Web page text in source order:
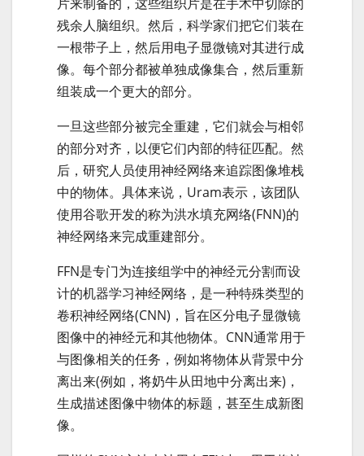
残余人脑组织。然后，科学家们把它们装在
一根带子上，然后用电子显微镜对其进行成
像。每个部分都被单独成像集合，然后重新
组装成一个更大的部分。
一旦这些部分被完全重建，它们就会与相邻
的部分对齐，以便它们内部的特征匹配。然
后，研究人员使用神经网络来追踪图像堆栈
中的物体。具体来说，Uram表示，该团队
使用谷歌开发的称为洪水填充网络(FNN)的
神经网络来完成重建部分。
FFN是专门为连接组学中的神经元分割而设
计的机器学习神经网络，是一种特殊类型的
卷积神经网络(CNN)，旨在区分电子显微镜
图像中的神经元和其他物体。CNN通常用于
与图像相关的任务，例如将物体从背景中分
离出来(例如，将奶牛从田地中分离出来)，
生成描述图像中物体的标题，甚至生成新图
像。